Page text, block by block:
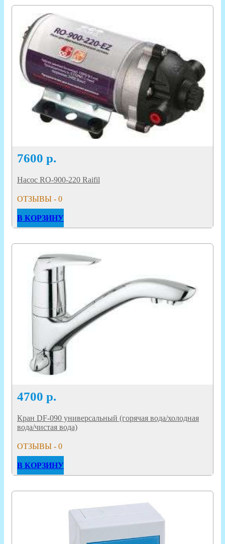
7600 р.
Насос RO-900-220 Raifil
ОТЗЫВЫ - 0
В КОРЗИНУ
4700 р.
Кран DF-090 универсальный (горячая вода/холодная
вода/чистая вода)
ОТЗЫВЫ - 0
В КОРЗИНУ